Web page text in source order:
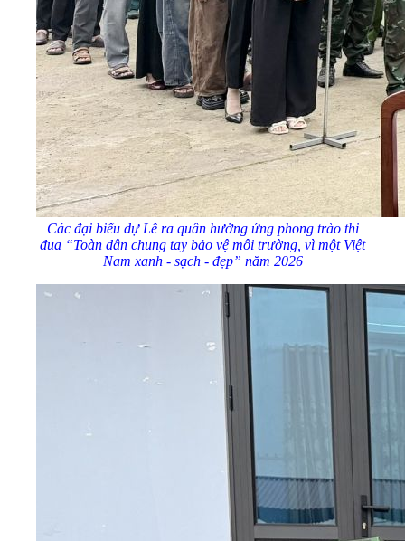
Các đại biểu dự Lễ ra quân hưởng ứng phong trào thi
đua “Toàn dân chung tay bảo vệ môi trường, vì một Việt
Nam xanh - sạch - đẹp” năm 2026